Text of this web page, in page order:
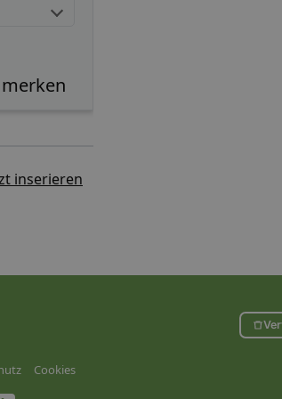
inserieren
Cookies